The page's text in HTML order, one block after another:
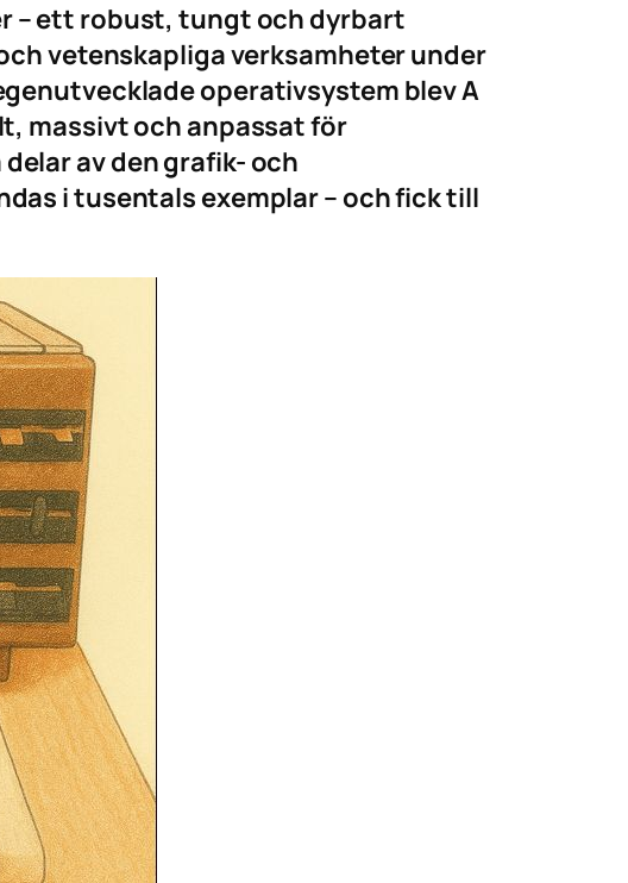
– ett robust, tungt och dyrbart
vetenskapliga verksamheter under
operativsystem blev A
massivt och anpassat för
av den grafik- och
i tusentals exemplar – och fick till